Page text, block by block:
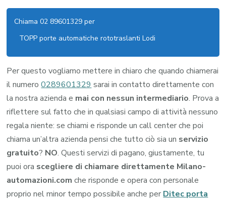
Chiama 02 89601329 per
TOPP porte automatiche rototraslanti Lodi
Per questo vogliamo mettere in chiaro che quando chiamerai
il numero0289601329 sarai in contatto direttamente con
la nostra azienda e mai con nessun intermediario. Prova a
riflettere sul fatto che in qualsiasi campo di attività nessuno
regala niente: se chiami e risponde un call center che poi
chiama un’altra azienda pensi che tutto ciò sia un servizio
gratuito? NO. Questi servizi di pagano, giustamente, tu
puoi ora scegliere di chiamare direttamente Milano-
automazioni.com che risponde e opera con personale
proprio nel minor tempo possibile anche per Ditec porta